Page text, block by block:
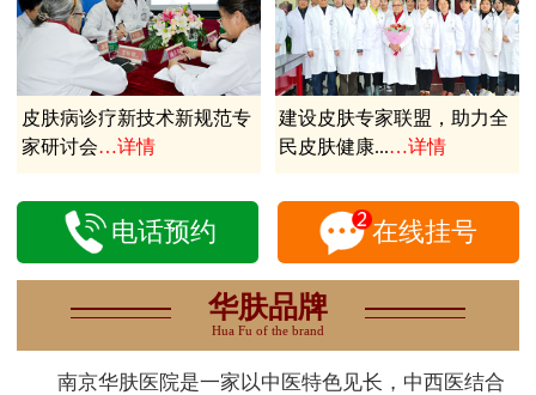
皮肤病诊疗新技术新规范专
家研讨会…详情
建设皮肤专家联盟，助力全
民皮肤健康...…详情
电话预约 在线挂号
华肤品牌
Hua Fu of the brand
南京华肤医院是一家以中医特色见长，中西医结合